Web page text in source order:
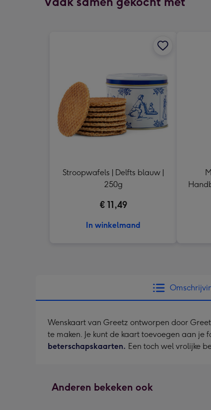
Stroopwafels | Delfts blauw |
250g
€ 11,49
In winkelmand
Wenskaart van Greetz ontworpen door
te maken. Je kunt de kaart toevoegen aan
beterschapskaarten. Een toch wel vrolijke
Anderen bekeken ook